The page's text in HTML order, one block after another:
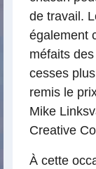
de travail.
également
méfaits
cesses
remis le
Mike
Creative
À cette